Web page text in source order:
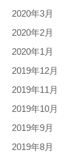
2020年3月
2020年2月
2020年1月
2019年12月
2019年11月
2019年10月
2019年9月
2019年8月